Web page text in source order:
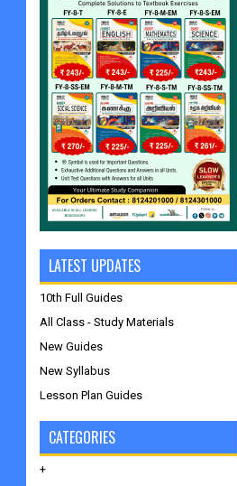
LATEST UPDATES
10th Full Guides
All Class - Study Materials
New Guides
New Syllabus
Lesson Plan Guides
CATEGORIES
+